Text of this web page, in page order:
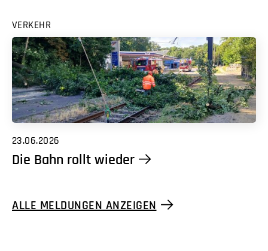
VERKEHR
23.06.2026
Die Bahn rollt wieder
ALLE MELDUNGEN ANZEIGEN